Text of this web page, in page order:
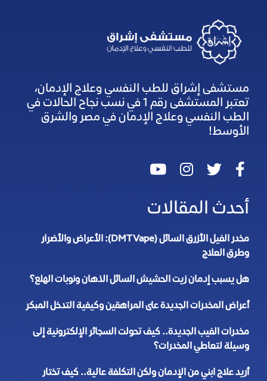
مستشفى إشراق للطب النفسي وعلاج الإدمان،
تعتبر المستشفى رقم 1 في نسب نجاح الحالات في
الطب النفسي وعلاج الإدمان في مصر والشرق
الأوسط!
أحدث المقالات
مخدر الفيل الأزرق السائل (DMT Vape): الأعراض والأضرار
وطرق العلاج
هل يسبب إدمان زيت الحشيش السائل الذهان ونوبات الهلع؟
أعراض المخدرات الجديدة على المراهقين وكيفية التدخل المبكر
مخدرات الفيب الجديدة.. كيف تحولت السجائر الإلكترونية إلى
وسيلة لتعاطي المخدرات؟
أريد علاج ابني من الإدمان ولكن التكلفة عالية.. كيف تختار